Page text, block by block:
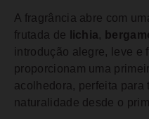
A fragrância abre com
frutada de
lichia,
introdução alegre, leve e
proporcionam uma
acolhedora, perfeita
naturalidade desde o